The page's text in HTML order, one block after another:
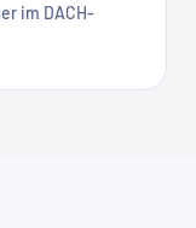
im DACH-